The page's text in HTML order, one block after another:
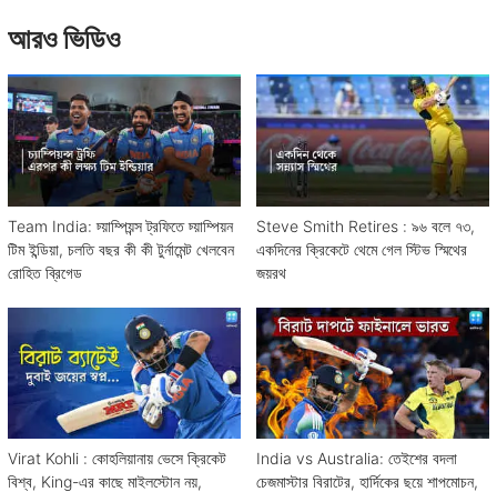
আরও ভিডিও
Team India: চ্য়াম্পিয়ন্স ট্রফিতে চ্য়াম্পিয়ন
টিম ইন্ডিয়া, চলতি বছর কী কী টুর্নামেন্ট খেলবেন
রোহিত ব্রিগেড
Steve Smith Retires : ৯৬ বলে ৭৩,
একদিনের ক্রিকেটে থেমে গেল স্টিভ স্মিথের
জয়রথ
Virat Kohli : কোহলিয়ানায় ভেসে ক্রিকেট
বিশ্ব, King-এর কাছে মাইলস্টোন নয়,
India vs Australia: তেইশের বদলা
চেজমাস্টার বিরাটের, হার্দিকের ছয়ে শাপমোচন,